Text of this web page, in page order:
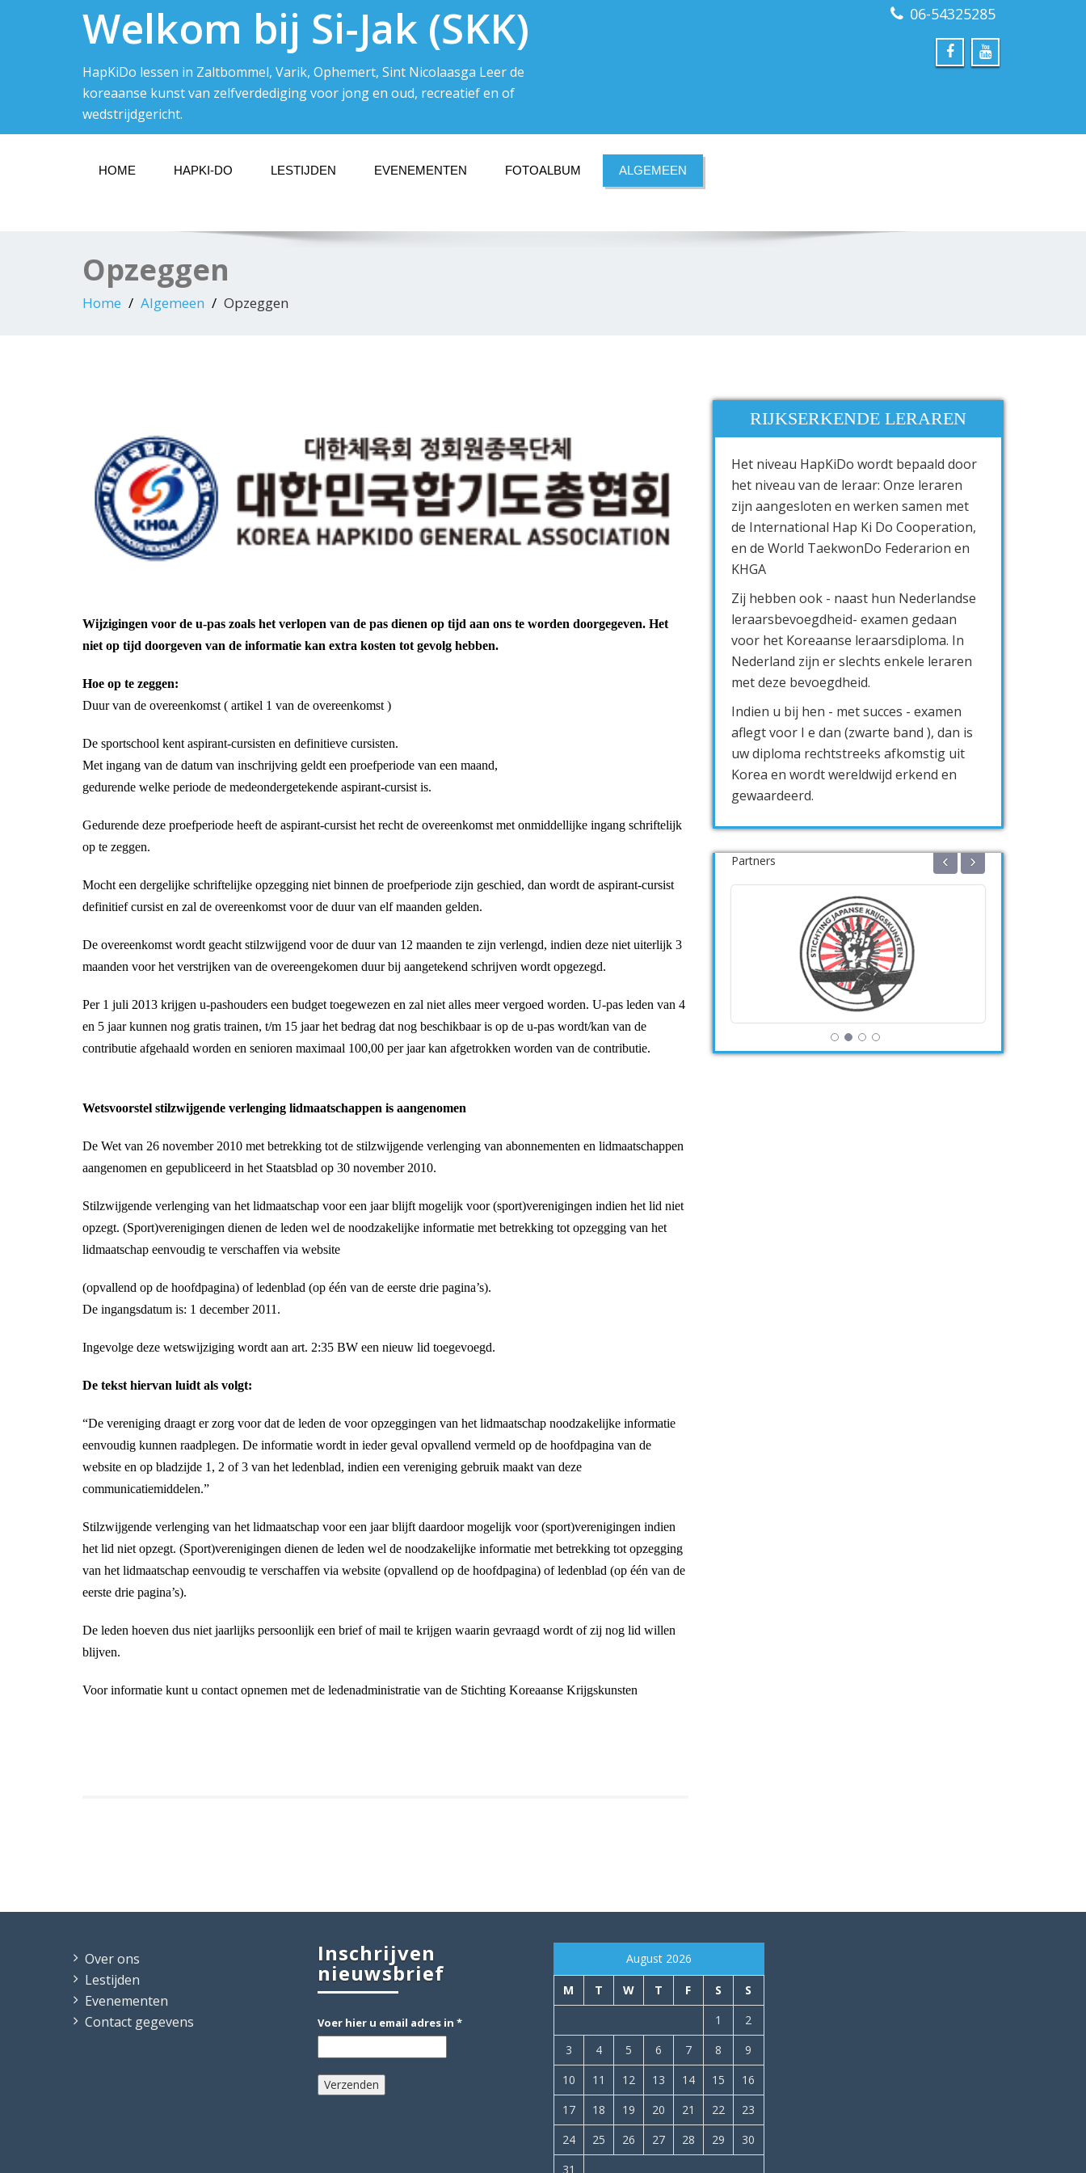
Welkom bij Si-Jak (SKK)
HapKiDo lessen in Zaltbommel, Varik, Ophemert, Sint Nicolaasga Leer de
koreaanse kunst van zelfverdediging voor jong en oud, recreatief en of
wedstrijdgericht.
06-54325285
HOME HAPKI-DO LESTIJDEN EVENEMENTEN FOTOALBUM ALGEMEEN
Opzeggen
Home Algemeen Opzeggen
Wijzigingen voor de u-pas zoals het verlopen van de pas dienen op tijd aan ons te worden doorgegeven. Het
niet op tijd doorgeven van de informatie kan extra kosten tot gevolg hebben.
Hoe op te zeggen:
Duur van de overeenkomst ( artikel 1 van de overeenkomst )
De sportschool kent aspirant-cursisten en definitieve cursisten.
Met ingang van de datum van inschrijving geldt een proefperiode van een maand,
gedurende welke periode de medeondergetekende aspirant-cursist is.
Gedurende deze proefperiode heeft de aspirant-cursist het recht de overeenkomst met onmiddellijke ingang schriftelijk
op te zeggen.
Mocht een dergelijke schriftelijke opzegging niet binnen de proefperiode zijn geschied, dan wordt de aspirant-cursist
definitief cursist en zal de overeenkomst voor de duur van elf maanden gelden.
De overeenkomst wordt geacht stilzwijgend voor de duur van 12 maanden te zijn verlengd, indien deze niet uiterlijk 3
maanden voor het verstrijken van de overeengekomen duur bij aangetekend schrijven wordt opgezegd.
Per 1 juli 2013 krijgen u-pashouders een budget toegewezen en zal niet alles meer vergoed worden. U-pas leden van 4
en 5 jaar kunnen nog gratis trainen, t/m 15 jaar het bedrag dat nog beschikbaar is op de u-pas wordt/kan van de
contributie afgehaald worden en senioren maximaal 100,00 per jaar kan afgetrokken worden van de contributie.
Wetsvoorstel stilzwijgende verlenging lidmaatschappen is aangenomen
De Wet van 26 november 2010 met betrekking tot de stilzwijgende verlenging van abonnementen en lidmaatschappen
aangenomen en gepubliceerd in het Staatsblad op 30 november 2010.
Stilzwijgende verlenging van het lidmaatschap voor een jaar blijft mogelijk voor (sport)verenigingen indien het lid niet
opzegt. (Sport)verenigingen dienen de leden wel de noodzakelijke informatie met betrekking tot opzegging van het
lidmaatschap eenvoudig te verschaffen via website
(opvallend op de hoofdpagina) of ledenblad (op één van de eerste drie pagina’s).
De ingangsdatum is: 1 december 2011.
Ingevolge deze wetswijziging wordt aan art. 2:35 BW een nieuw lid toegevoegd.
De tekst hiervan luidt als volgt:
“De vereniging draagt er zorg voor dat de leden de voor opzeggingen van het lidmaatschap noodzakelijke informatie
eenvoudig kunnen raadplegen. De informatie wordt in ieder geval opvallend vermeld op de hoofdpagina van de
website en op bladzijde 1, 2 of 3 van het ledenblad, indien een vereniging gebruik maakt van deze
communicatiemiddelen.”
Stilzwijgende verlenging van het lidmaatschap voor een jaar blijft daardoor mogelijk voor (sport)verenigingen indien
het lid niet opzegt. (Sport)verenigingen dienen de leden wel de noodzakelijke informatie met betrekking tot opzegging
van het lidmaatschap eenvoudig te verschaffen via website (opvallend op de hoofdpagina) of ledenblad (op één van de
eerste drie pagina’s).
De leden hoeven dus niet jaarlijks persoonlijk een brief of mail te krijgen waarin gevraagd wordt of zij nog lid willen
blijven.
Voor informatie kunt u contact opnemen met de ledenadministratie van de Stichting Koreaanse Krijgskunsten
RIJKSERKENDE LERAREN
Het niveau HapKiDo wordt bepaald door
het niveau van de leraar: Onze leraren
zijn aangesloten en werken samen met
de International Hap Ki Do Cooperation,
en de World TaekwonDo Federarion en
KHGA
Zij hebben ook - naast hun Nederlandse
leraarsbevoegdheid- examen gedaan
voor het Koreaanse leraarsdiploma. In
Nederland zijn er slechts enkele leraren
met deze bevoegdheid.
Indien u bij hen - met succes - examen
aflegt voor I e dan (zwarte band ), dan is
uw diploma rechtstreeks afkomstig uit
Korea en wordt wereldwijd erkend en
gewaardeerd.
Partners ‹ ›
Over ons
Lestijden
Evenementen
Contact gegevens
Inschrijven
nieuwsbrief
Voer hier u email adres in*
August 2026
M T W T F S
S
1
2
3
4 5 6 7 8
9
10
11 12 13 14 15
16
17
18 19 20 21 22
23
24
25 26 27 28 29
30
31